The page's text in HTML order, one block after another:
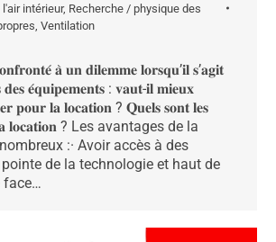
intérieur, Recherche / physique des
Ventilation
𝐚̀ 𝐮𝐧 𝐝𝐢𝐥𝐞𝐦𝐦𝐞 𝐥𝐨𝐫𝐬𝐪𝐮’𝐢𝐥 𝐬’𝐚𝐠𝐢𝐭
𝐝𝐞𝐬 𝐞́𝐪𝐮𝐢𝐩𝐞𝐦𝐞𝐧𝐭𝐬 : 𝐯𝐚𝐮𝐭-𝐢𝐥 𝐦𝐢𝐞𝐮𝐱
𝐩𝐨𝐮𝐫 𝐥𝐚 𝐥𝐨𝐜𝐚𝐭𝐢𝐨𝐧 ? 𝐐𝐮𝐞𝐥𝐬 𝐬𝐨𝐧𝐭 𝐥𝐞𝐬
𝐥𝐨𝐜𝐚𝐭𝐢𝐨𝐧 ? Les avantages de la
:· Avoir accès à des
de la technologie et haut de
face…